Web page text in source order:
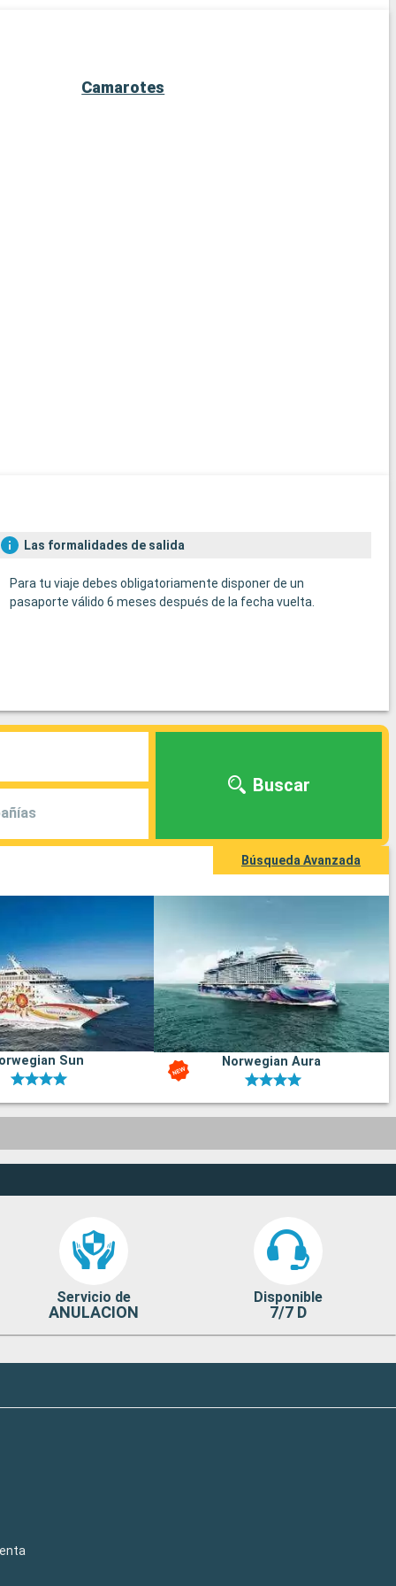
Camarotes
Las formalidades de salida
Para tu viaje debes obligatoriamente disponer de un
pasaporte válido 6 meses después de la fecha vuelta.
Buscar
Búsqueda Avanzada
Sun Norwegian Aura
Servicio de
ANULACION
Disponible
7/7 D